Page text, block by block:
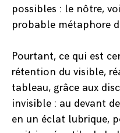
possibles : le nôtre,
probable métaphore
Pourtant, ce qui est
rétention du visible,
tableau, grâce aux
invisible : au devant
en un éclat lubrique,